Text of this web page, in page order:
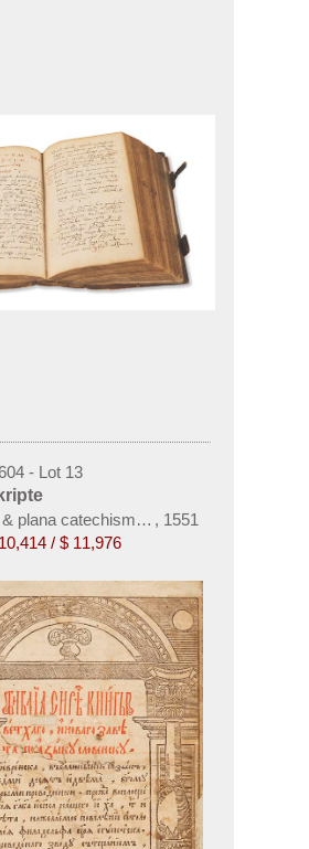
- Lot 13
plana catechismi explicatio in Ecclesia
, 1551
/ $ 11,976